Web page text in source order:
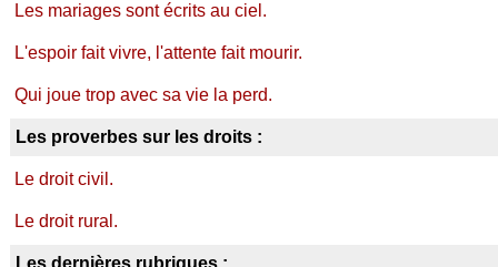
Les mariages sont écrits au ciel.
L'espoir fait vivre, l'attente fait mourir.
Qui joue trop avec sa vie la perd.
Les proverbes sur les droits :
Le droit civil.
Le droit rural.